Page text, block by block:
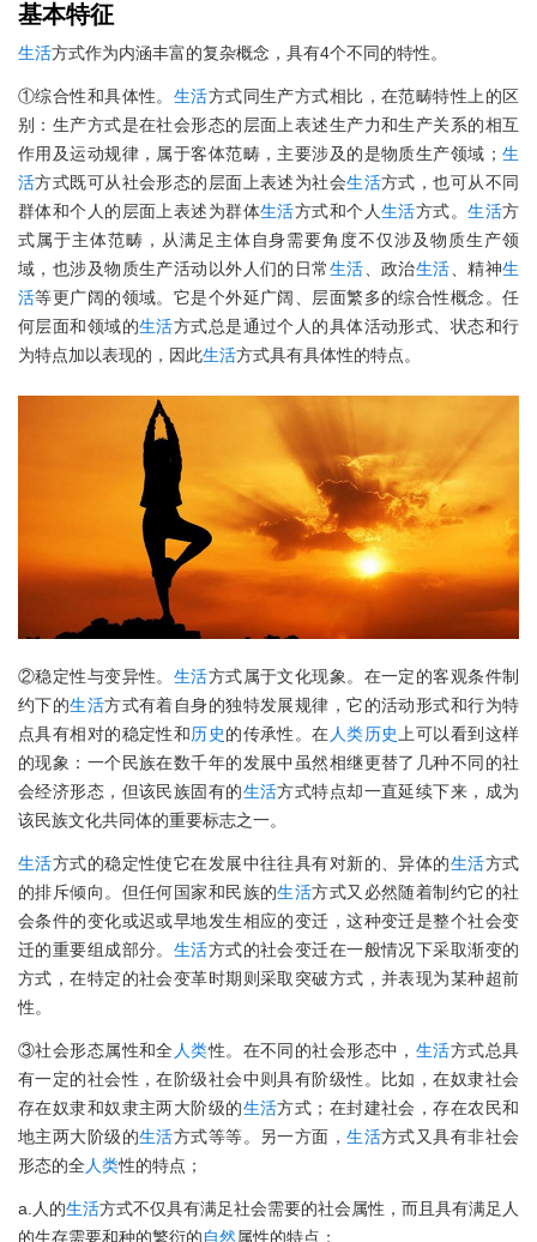
基本特征
生活方式作为内涵丰富的复杂概念，具有4个不同的特性。
①综合性和具体性。 生活方式同生产方式相比，在范畴特性上的区
别：生产方式是在社会形态的层面上表述生产力和生产关系的相互
作用及运动规律，属于客体范畴，主要涉及的是物质生产领域； 生
活方式既可从社会形态的层面上表述为社会生活方式，也可从不同
群体和个人的层面上表述为群体生活方式和个人生活方式。生活方
式属于主体范畴，从满足主体自身需要角度不仅涉及物质生产领
域，也涉及物质生产活动以外人们的日常生活 、政治生活 、精神生
活等更广阔的领域。它是个外延广阔、层面繁多的综合性概念。任
何层面和领域的生活方式总是通过个人的具体活动形式、状态和行
为特点加以表现的，因此生活方式具有具体性的特点。
②稳定性与变异性。 生活方式属于文化现象。在一定的客观条件制
约下的生活方式有着自身的独特发展规律，它的活动形式和行为特
点具有相对的稳定性和历史的传承性。在人类历史上可以看到这样
的现象：一个民族在数千年的发展中虽然相继更替了几种不同的社
会经济形态，但该民族固有的生活方式特点却一直延续下来，成为
该民族文化共同体的重要标志之一。
生活方式的稳定性使它在发展中往往具有对新的、异体的生活方式
的排斥倾向。但任何国家和民族的生活方式又必然随着制约它的社
会条件的变化或迟或早地发生相应的变迁，这种变迁是整个社会变
迁的重要组成部分。 生活方式的社会变迁在一般情况下采取渐变的
方式，在特定的社会变革时期则采取突破方式，并表现为某种超前
性。
③社会形态属性和全人类性。在不同的社会形态中， 生活方式总具
有一定的社会性，在阶级社会中则具有阶级性。比如，在奴隶社会
存在奴隶和奴隶主两大阶级的生活方式；在封建社会，存在农民和
地主两大阶级的生活方式等等。另一方面，生活方式又具有非社会
形态的全人类性的特点；
a.人的生活方式不仅具有满足社会需要的社会属性，而且具有满足人
的生存需要和种的繁衍的自然属性的特点；